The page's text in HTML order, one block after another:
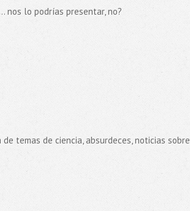
nos lo podrías presentar, no?
temas de ciencia, absurdeces, noticias sobre